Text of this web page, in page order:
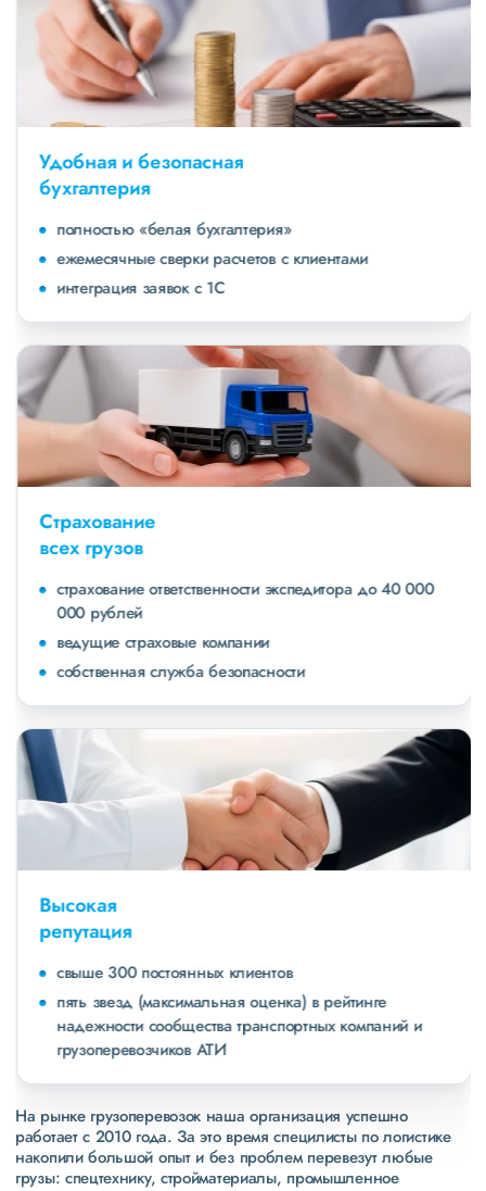
Удобная и безопасная
бухгалтерия
полностью «белая бухгалтерия»
ежемесячные сверки расчетов с клиентами
интеграция заявок с 1С
Страхование
всех грузов
страхование ответственности экспедитора до 40 000
000 рублей
ведущие страховые компании
собственная служба безопасности
Высокая
репутация
свыше 300 постоянных клиентов
пять звезд (максимальная оценка) в рейтинге
надежности сообщества транспортных компаний и
грузоперевозчиков АТИ
На рынке грузоперевозок наша организация успешно
работает с 2010 года. За это время специлисты по логистике
накопили большой опыт и без проблем перевезут любые
грузы: спецтехнику, стройматериалы, промышленное